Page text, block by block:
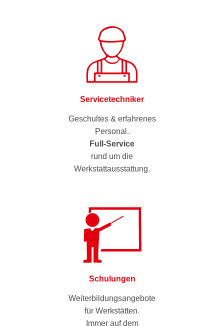
Servicetechniker
Geschultes & erfahrenes
Personal.
Full-Service
rund um die
Werkstattausstattung.
Schulungen
Weiterbildungsangebote
für Werkstätten.
Immer auf dem